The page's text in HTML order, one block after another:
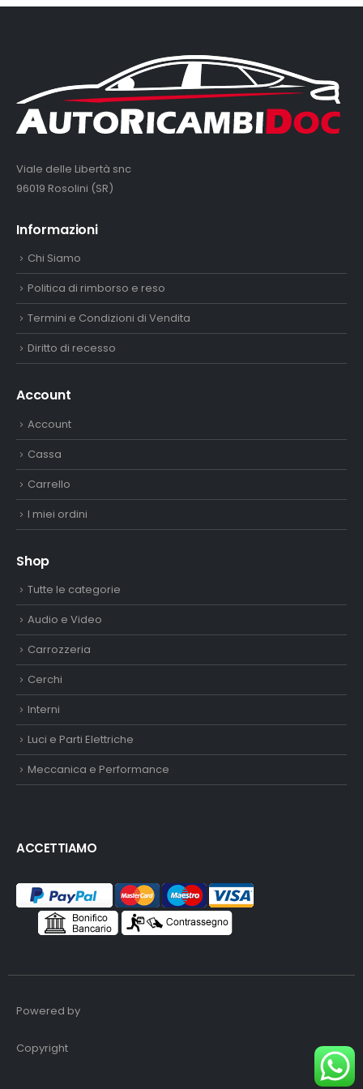
Viale delle Libertà snc
96019 Rosolini (SR)
Informazioni
Chi Siamo
Politica di rimborso e reso
Termini e Condizioni di Vendita
Diritto di recesso
Account
Account
Cassa
Carrello
I miei ordini
Shop
Tutte le categorie
Audio e Video
Carrozzeria
Cerchi
Interni
Luci e Parti Elettriche
Meccanica e Performance
ACCETTIAMO
Powered by
Copyright